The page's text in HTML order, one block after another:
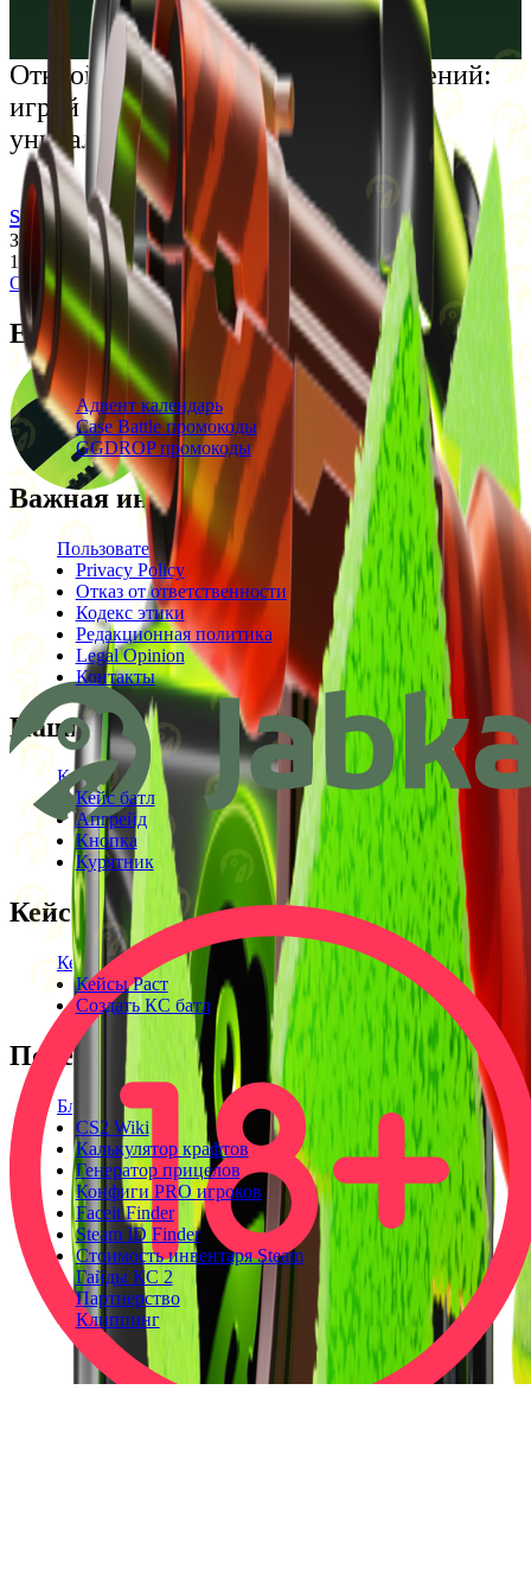
Українська
Открой мир премиальных развлечений:
играй честно и наслаждайся
уникальными впечатлениями
support@cs-wiki.org
Заходя на этот сайт, вы подтверждаете, что вам исполнилось
18 лет. Проблемы с азартными играми?
Обратится за помощью
Ежедневные бонусы
Свежие промокоды
Адвент календарь
Case Battle промокоды
GGDROP промокоды
Важная информация
Пользовательское соглашение
Privacy Policy
Отказ от ответственности
Кодекс этики
Редакционная политика
Legal Opinion
Контакты
Наши режимы
Кейсы
Кейс батл
Апгрейд
Кнопка
Курятник
Кейсы
Кейсы КС2
Кейсы Раст
Создать КС батл
Полезное
Блог
CS2 Wiki
Калькулятор крафтов
Генератор прицелов
Конфиги PRO игроков
Faceit Finder
Steam ID Finder
Стоимость инвентаря Steam
Гайды КС 2
Партнерство
Клиппинг